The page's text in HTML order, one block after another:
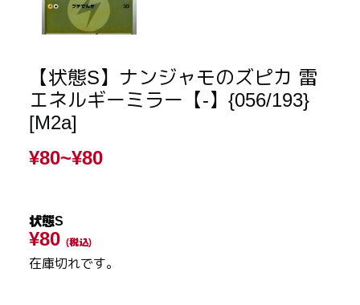
【状態S】ナンジャモのズピカ 雷
エネルギーミラー【-】{056/193}
[M2a]
¥80~¥80
状態S
¥80 (税込)
在庫切れです。